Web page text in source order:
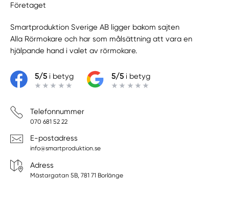
Företaget
Smartproduktion Sverige AB ligger bakom sajten
Alla Rörmokare och har som målsättning att vara en
hjälpande hand i valet av rörmokare.
5/5i betyg 5/5i betyg
Telefonnummer
070 681 52 22
E-postadress
info@smartproduktion.se
Adress
Mästargatan 5B, 781 71 Borlänge